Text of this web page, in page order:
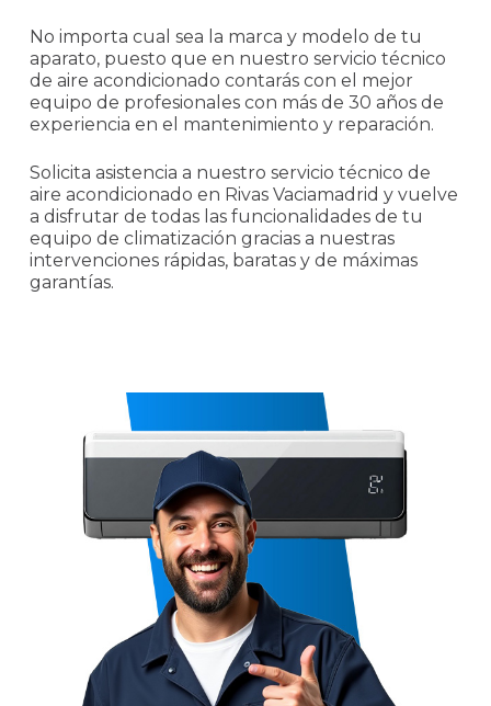
No importa cual sea la marca y modelo de tu
aparato, puesto que en nuestro servicio técnico
de aire acondicionado contarás con el mejor
equipo de profesionales con más de 30 años de
experiencia en el mantenimiento y reparación.
Solicita asistencia a nuestro servicio técnico de
aire acondicionado en Rivas Vaciamadrid y vuelve
a disfrutar de todas las funcionalidades de tu
equipo de climatización gracias a nuestras
intervenciones rápidas, baratas y de máximas
garantías.